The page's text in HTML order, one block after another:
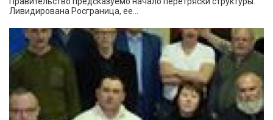
Ливидирована Росграница, ее...